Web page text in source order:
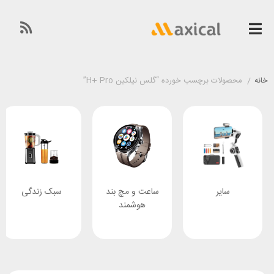
خانه / محصولات برچسب خورده “گلس نیلکین H+ Pro”
سایر
ساعت و مچ بند
هوشمند
سبک زندگی